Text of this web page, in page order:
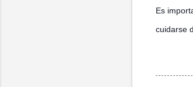
Es
cuidarse